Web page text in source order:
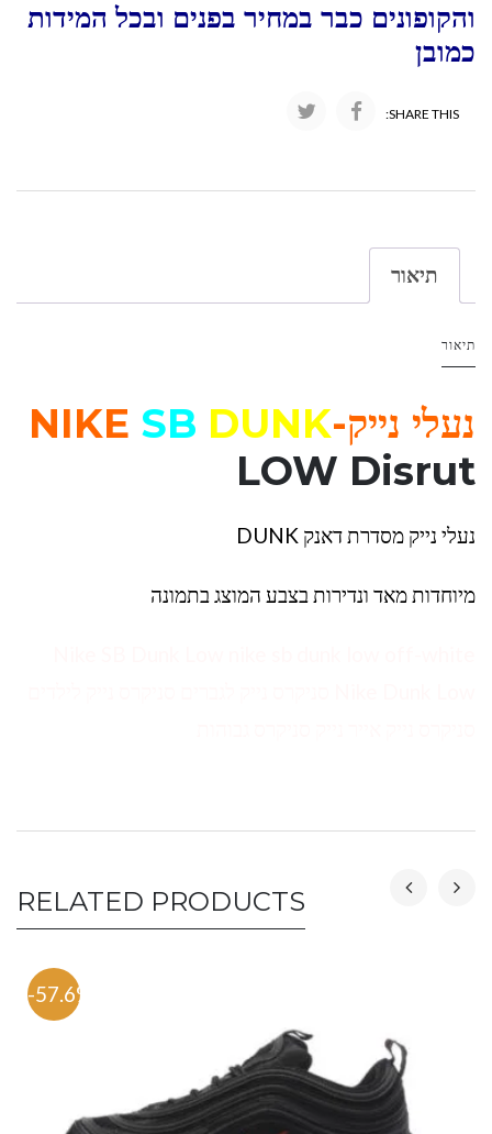
והקופונים כבר במחיר בפנים ובכל המידות
כמובן
SHARE THIS:
תיאור
תיאור
נעלי נייק-NIKE SB DUNK
LOW Disrut
נעלי נייק מסדרת דאנק DUNK
מיוחדות מאד ונדירות בצבע המוצג בתמונה
RELATED PRODUCTS
-57.6%